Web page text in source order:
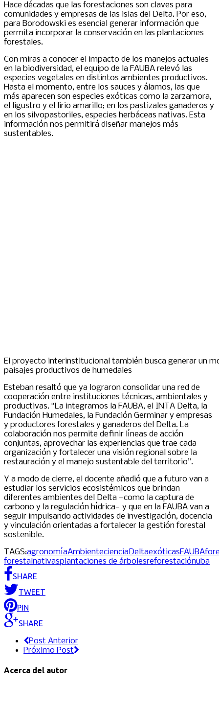
Hace décadas que las forestaciones son claves para
comunidades y empresas de las islas del Delta. Por eso,
para Borodowski es esencial generar información que
permita incorporar la conservación en las plantaciones
forestales.
Con miras a conocer el impacto de los manejos actuales
en la biodiversidad, el equipo de la FAUBA relevó las
especies vegetales en distintos ambientes productivos.
Hasta el momento, entre los sauces y álamos, las que
más aparecen son especies exóticas como la zarzamora,
el ligustro y el lirio amarillo; en los pastizales ganaderos y
en los silvopastoriles, especies herbáceas nativas. Esta
información nos permitirá diseñar manejos más
sustentables.
El proyecto interinstitucional también busca generar un
paisajes productivos de humedales
Esteban resaltó que ya lograron consolidar una red de
cooperación entre instituciones técnicas, ambientales y
productivas. “La integramos la FAUBA, el INTA Delta, la
Fundación Humedales, la Fundación Germinar y empresas
y productores forestales y ganaderos del Delta. La
colaboración nos permite definir líneas de acción
conjuntas, aprovechar las experiencias que trae cada
organización y fortalecer una visión regional sobre la
restauración y el manejo sustentable del territorio”.
Y a modo de cierre, el docente añadió que a futuro van a
estudiar los servicios ecosistémicos que brindan
diferentes ambientes del Delta —como la captura de
carbono y la regulación hídrica— y que en la FAUBA van a
seguir impulsando actividades de investigación, docencia
y vinculación orientadas a fortalecer la gestión forestal
sostenible.
TAGS:agronomíaAmbientecienciaDeltaexóticasFAUBA
forestalnativasplantaciones de árbolesreforestaciónuba
SHARE
TWEET
PIN
SHARE
Post Anterior
Próximo Post
Acerca del autor